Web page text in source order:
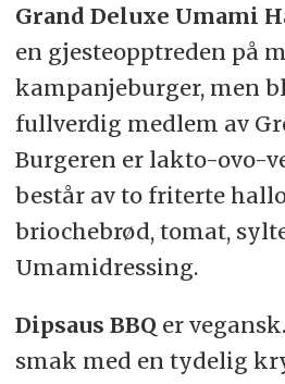
Grand Deluxe Umami
en gjesteopptreden på
kampanjeburger, men
fullverdig medlem av
Burgeren er lakto-ovo-
består av to friterte
briochebrød, tomat,
Umamidressing.
Dipsaus BBQ er
smak med en tydelig